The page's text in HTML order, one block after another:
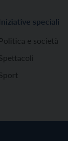
Iniziative speciali
Politica e società